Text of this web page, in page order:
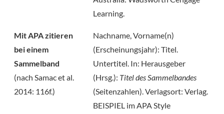
Learning.
Mit APA zitieren
bei einem
Sammelband
(nach Samac et al.
2014: 116f.)
Nachname, Vorname(n)
(Erscheinungsjahr): Titel.
Untertitel. In: Herausgeber
(Hrsg.): Titel des Sammelbandes
(Seitenzahlen). Verlagsort: Verlag.
BEISPIEL im APA Style